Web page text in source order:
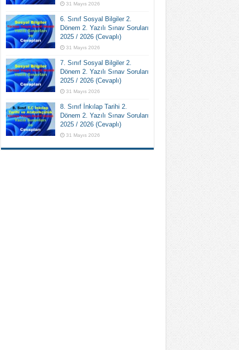
31 Mayıs 2026
6. Sınıf Sosyal Bilgiler 2.
Dönem 2. Yazılı Sınav Soruları
2025 / 2026 (Cevaplı)
31 Mayıs 2026
7. Sınıf Sosyal Bilgiler 2.
Dönem 2. Yazılı Sınav Soruları
2025 / 2026 (Cevaplı)
31 Mayıs 2026
8. Sınıf İnkılap Tarihi 2.
Dönem 2. Yazılı Sınav Soruları
2025 / 2026 (Cevaplı)
31 Mayıs 2026